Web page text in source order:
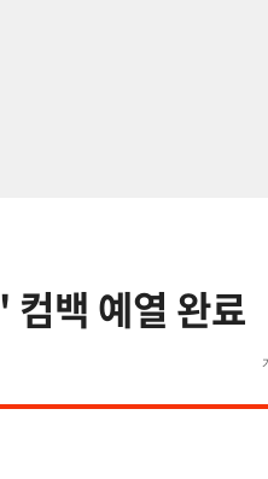
백 예열 완료